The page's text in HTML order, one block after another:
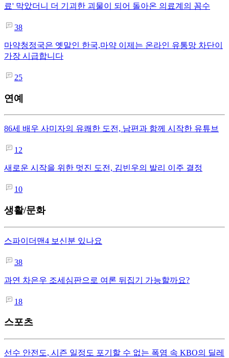
료' 막았더니 더 기괴한 괴물이 되어 돌아온 의료계의 꼼수
38
마약청정국은 옛말인 한국,마약 이제는 온라인 유통망 차단이
가장 시급합니다
25
연예
86세 배우 사미자의 유쾌한 도전, 남편과 함께 시작한 유튜브
12
새로운 시작을 위한 멋진 도전, 김빈우의 발리 이주 결정
10
생활/문화
스파이더맨4 보신분 있나요
38
과연 차은우 조세심판으로 여론 뒤집기 가능할까요?
18
스포츠
선수 안전도, 시즌 일정도 포기할 수 없는 폭염 속 KBO의 딜레